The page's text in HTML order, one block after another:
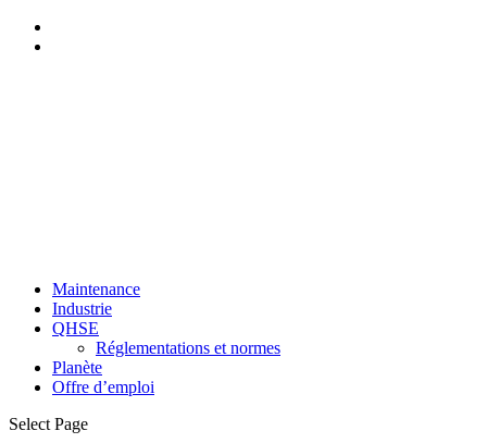
Maintenance
Industrie
QHSE
Réglementations et normes
Planète
Offre d’emploi
Select Page